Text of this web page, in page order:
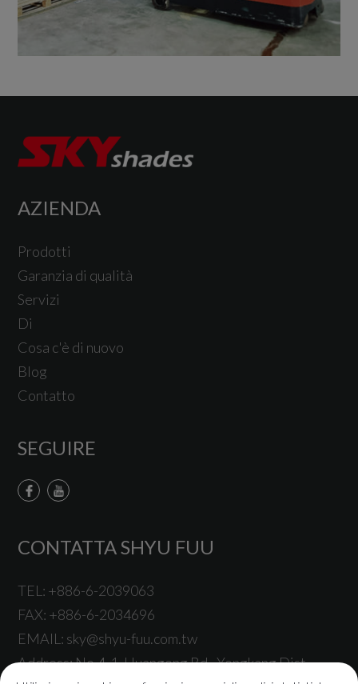
AZIENDA
Prodotti
Garanzia di qualità
Servizi
Di
Cosa c'è di nuovo
Blog
Contatto
SEGUIRE
CONTATTA SHYU FUU
TEL: +886-6-2039063
FAX: +886-6-2034696
EMAIL: sky@shyu-fuu.com.tw
Address:No.4-1, Huangong Rd.,Yongkang Dist.,